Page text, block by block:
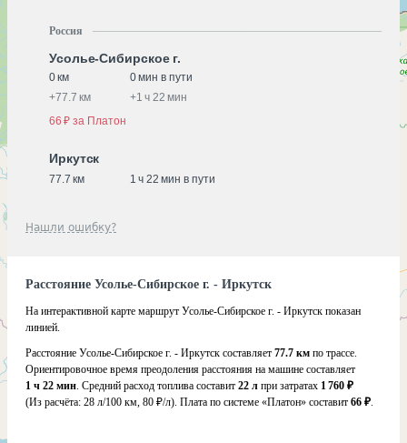
Россия
Усолье-Сибирское г.
0 км
0 мин в пути
+77.7 км +1 ч 22 мин
66 ₽ за Платон
Иркутск
77.7 км 1 ч 22 мин в пути
Нашли ошибку?
Расстояние Усолье-Сибирское г. - Иркутск
На интерактивной карте маршрут Усолье-Сибирское г. - Иркутск показан
линией.
Расстояние Усолье-Сибирское г. - Иркутск составляет 77.7 км по трассе.
Ориентировочное время преодоления расстояния на машине составляет
1 ч 22 мин. Средний расход топлива составит 22 л при затратах 1 760 ₽
(Из расчёта: 28 л/100 км, 80 ₽/л). Плата по системе «Платон» составит 66 ₽.